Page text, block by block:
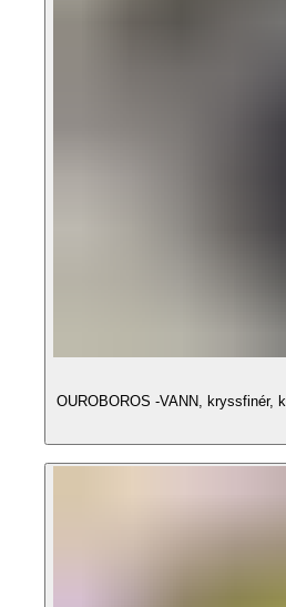
OUROBOROS -VANN, kryssfinér,